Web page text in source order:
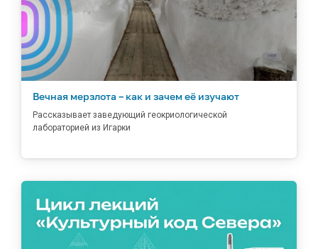
Вечная мерзлота – как и зачем её изучают
Рассказывает заведующий геокриологической
лабораторией из Игарки